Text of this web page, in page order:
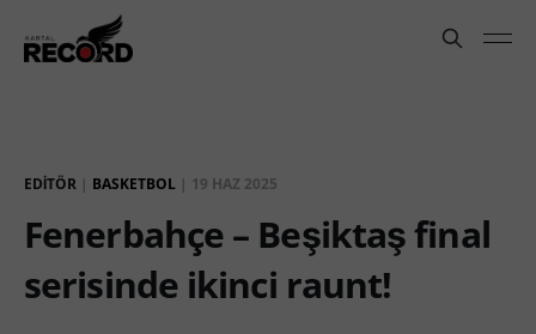
EDITÖR | BASKETBOL | 19 HAZ 2025
Fenerbahçe – Beşiktaş final
serisinde ikinci raunt!